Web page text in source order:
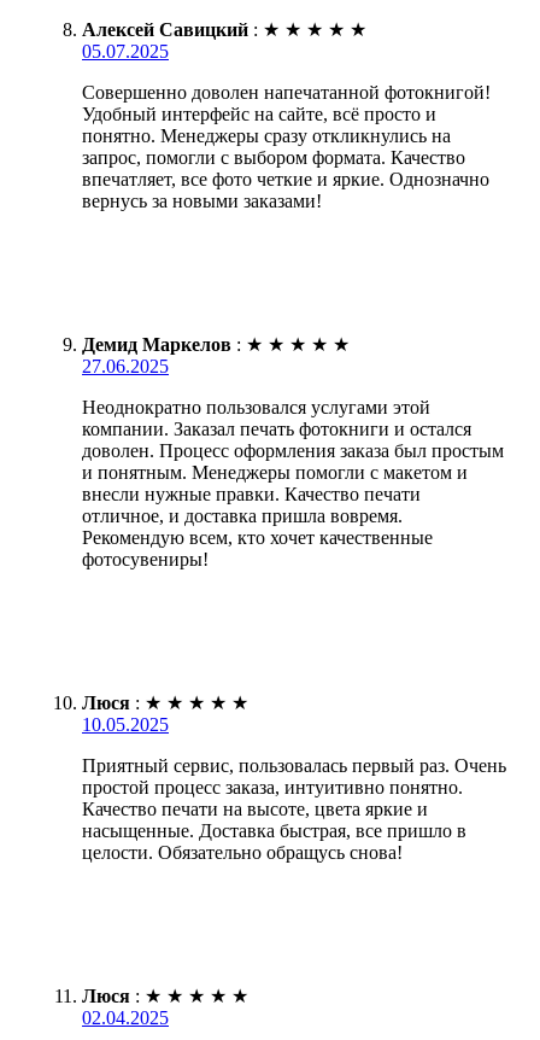
Алексей Савицкий : ★ ★ ★ ★ ★
05.07.2025
Совершенно доволен напечатанной фотокнигой!
Удобный интерфейс на сайте, всё просто и
понятно. Менеджеры сразу откликнулись на
запрос, помогли с выбором формата. Качество
впечатляет, все фото четкие и яркие. Однозначно
вернусь за новыми заказами!
Демид Маркелов : ★ ★ ★ ★ ★
27.06.2025
Неоднократно пользовался услугами этой
компании. Заказал печать фотокниги и остался
доволен. Процесс оформления заказа был простым
и понятным. Менеджеры помогли с макетом и
внесли нужные правки. Качество печати
отличное, и доставка пришла вовремя.
Рекомендую всем, кто хочет качественные
фотосувениры!
Люся : ★ ★ ★ ★ ★
10.05.2025
Приятный сервис, пользовалась первый раз. Очень
простой процесс заказа, интуитивно понятно.
Качество печати на высоте, цвета яркие и
насыщенные. Доставка быстрая, все пришло в
целости. Обязательно обращусь снова!
Люся : ★ ★ ★ ★ ★
02.04.2025